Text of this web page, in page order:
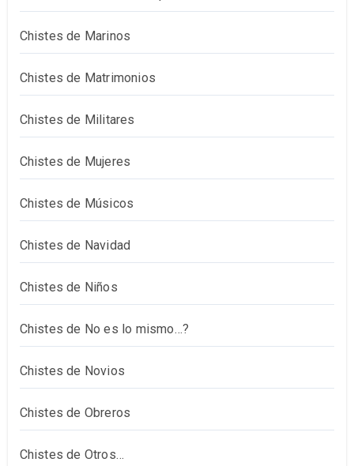
Chistes de Marinos
Chistes de Matrimonios
Chistes de Militares
Chistes de Mujeres
Chistes de Músicos
Chistes de Navidad
Chistes de Niños
Chistes de No es lo mismo…?
Chistes de Novios
Chistes de Obreros
Chistes de Otros…